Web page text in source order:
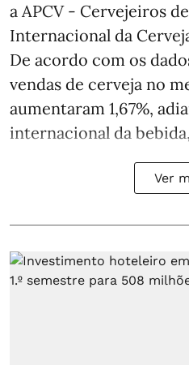
a APCV - Cervejeiros
Internacional da
De acordo com os
vendas de cerveja no
aumentaram 1,67%,
internacional da
Ver